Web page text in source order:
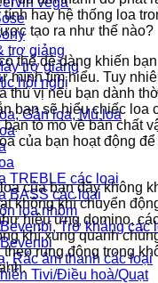
trợ giảng
trợ giảng
hội nghị
Gân loa, Mũ loa
TREBLE các loại
BASS các loại
loa nhôm
Trở kháng các
Rắc âm thanh các loại
Tivi/Điều hoà/Quạt
hay hệ thống loa
tạo ra như thế nào?
thể dễ dàng khiến
mình tìm hiểu. Tuy
thú vị nếu bạn dành
bạn sẽ hiểu chiếc loa
tò mò về bản chất
của bạn hoạt động
của bạn đầy không
không khí chuyển
hiệu ứng domino,
khí xung quanh
theo rung động trong